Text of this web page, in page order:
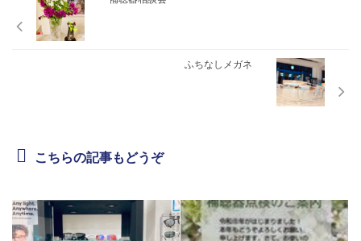
ふちなしメガネ
こちらの記事もどうぞ